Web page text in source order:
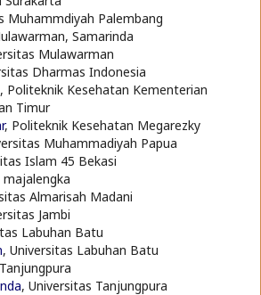
Muhammdiyah Palembang
Samarinda
Mulawarman
Dharmas Indonesia
, Politeknik Kesehatan Kementerian
Timur
, Politeknik Kesehatan Megarezky
Muhammadiyah Papua
Islam 45 Bekasi
Almarisah Madani
Jambi
Labuhan Batu
, Universitas Labuhan Batu
, Universitas Tanjungpura